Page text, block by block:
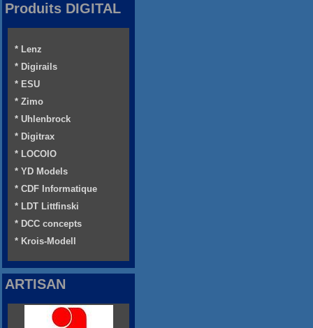
Produits DIGITAL
* Lenz
* Digirails
* ESU
* Zimo
* Uhlenbrock
* Digitrax
* LOCOIO
* YD Models
* CDF Informatique
* LDT Littfinski
* DCC concepts
* Krois-Modell
ARTISAN